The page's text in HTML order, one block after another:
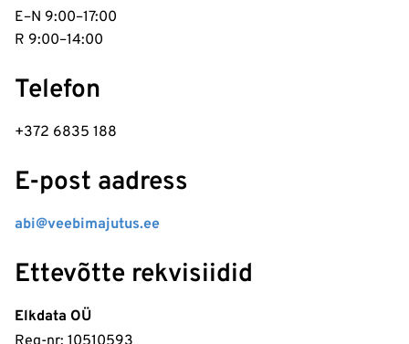
E–N 9:00–17:00
R 9:00–14:00
Telefon
+372 6835 188
E-post aadress
abi@veebimajutus.ee
Ettevõtte rekvisiidid
Elkdata OÜ